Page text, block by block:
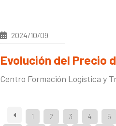
2024/10/09
Evolución del Precio
Centro Formación Logística y
1 2 3 4 5